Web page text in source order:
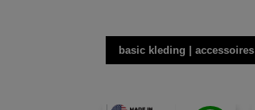
basic kleding | accessoires